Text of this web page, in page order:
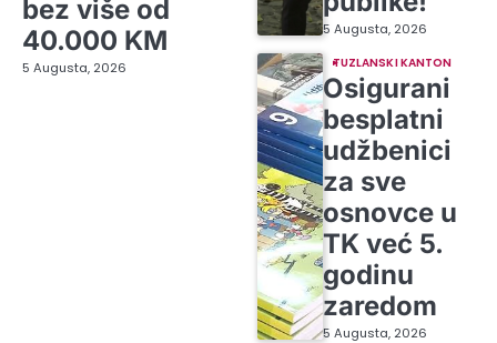
bez više od
40.000 KM
5 Augusta, 2026
5 Augusta, 2026
TUZLANSKI KANTON
Osigurani
besplatni
udžbenici
za sve
osnovce u
TK već 5.
godinu
zaredom
5 Augusta, 2026